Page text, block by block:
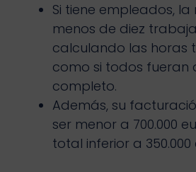
Si tiene empleados,
menos de diez
calculando las horas
como si todos fueran
completo.
Además, su
ser menor a 700.000
total inferior a 350.000